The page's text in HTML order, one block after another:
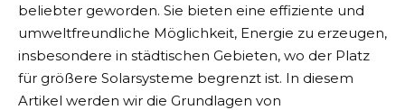
beliebter geworden. Sie bieten eine effiziente und
umweltfreundliche Möglichkeit, Energie zu erzeugen,
insbesondere in städtischen Gebieten, wo der Platz
für größere Solarsysteme begrenzt ist. In diesem
Artikel werden wir die Grundlagen von